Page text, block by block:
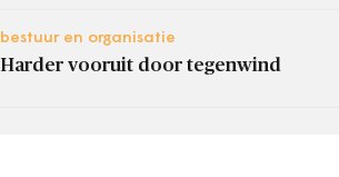
bestuur en organisatie
Harder vooruit door tegenwind